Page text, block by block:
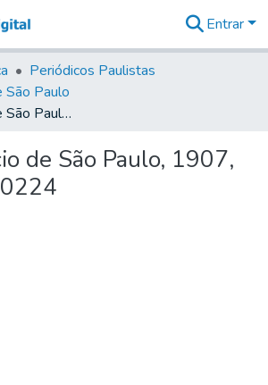
&
Coleções
Tudo na
Biblioteca
Estatísticas
Entrar
Periódicos Paulistas
São Paulo
O Commercio de São Paulo, 1907, Ano XIV, n. 0224
de São Paulo, 1907,